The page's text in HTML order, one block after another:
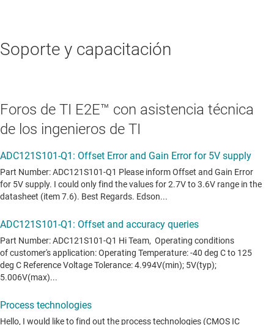
Soporte y capacitación
Foros de TI E2E™ con asistencia técnica
de los ingenieros de TI